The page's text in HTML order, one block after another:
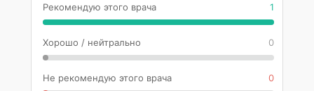
Рекомендую этого врача 1
Хорошо / нейтрально 0
Не рекомендую этого врача 0